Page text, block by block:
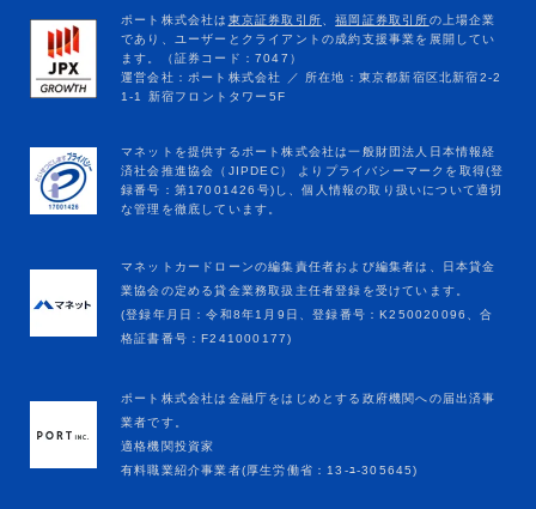
マネットカードローンの編集責任者および編集者は、日本貸金
業協会の定める貸金業務取扱主任者登録を受けています。
(登録年月日：令和8年1月9日、登録番号：K250020096、合
格証書番号：F241000177)
ポート株式会社は金融庁をはじめとする政府機関への届出済事
業者です。
適格機関投資家
有料職業紹介事業者(厚生労働省：13-ﾕ-305645)